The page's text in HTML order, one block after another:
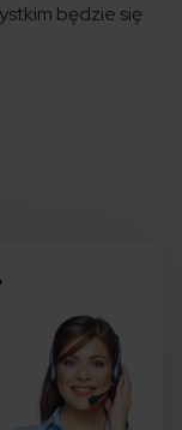
będzie się